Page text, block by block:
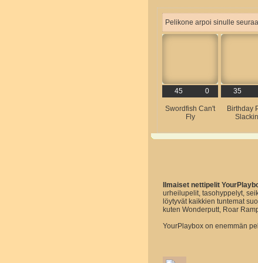
Pelikone arpoi sinulle
45 0
Swordfish Can't
Fly
35
Birthday
Ilmaiset nettipelit
urheilupelit, tasohyppelyt,
löytyvät kaikkien tuntemat
kuten Wonderputt, Roar
YourPlaybox on enemmän